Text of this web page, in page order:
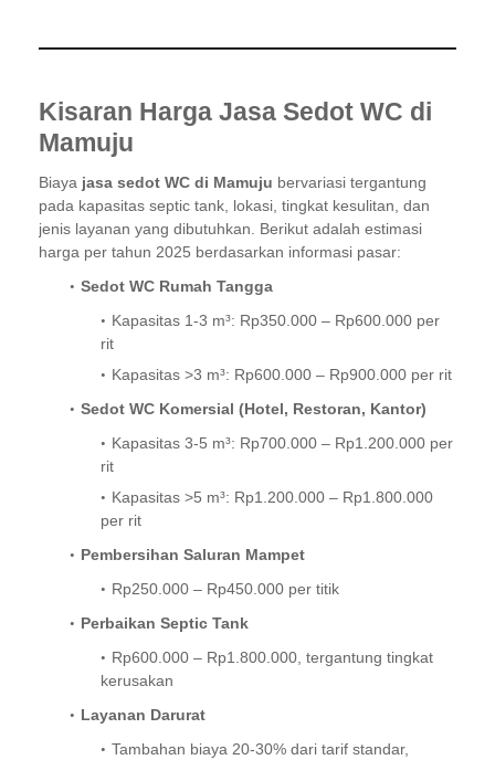
Kisaran Harga Jasa Sedot WC di
Mamuju
Biaya jasa sedot WC di Mamuju bervariasi tergantung
pada kapasitas septic tank, lokasi, tingkat kesulitan, dan
jenis layanan yang dibutuhkan. Berikut adalah estimasi
harga per tahun 2025 berdasarkan informasi pasar:
Sedot WC Rumah Tangga
Kapasitas 1-3 m³: Rp350.000 – Rp600.000 per
rit
Kapasitas >3 m³: Rp600.000 – Rp900.000 per rit
Sedot WC Komersial (Hotel, Restoran, Kantor)
Kapasitas 3-5 m³: Rp700.000 – Rp1.200.000 per
rit
Kapasitas >5 m³: Rp1.200.000 – Rp1.800.000
per rit
Pembersihan Saluran Mampet
Rp250.000 – Rp450.000 per titik
Perbaikan Septic Tank
Rp600.000 – Rp1.800.000, tergantung tingkat
kerusakan
Layanan Darurat
Tambahan biaya 20-30% dari tarif standar,